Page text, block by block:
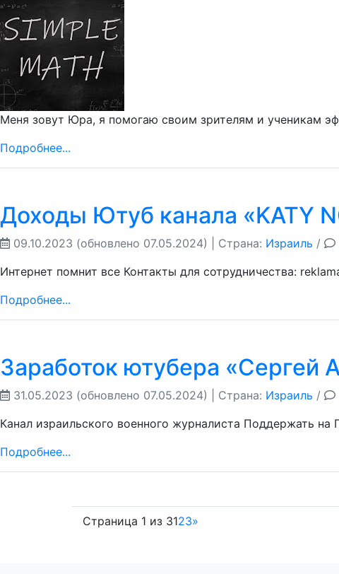
Меня зовут Юра, я помогаю своим зрителям и ученикам
Подробнее...
Доходы Ютуб канала «KATY
09.10.2023 (обновлено 07.05.2024) | Страна: Израиль /
Интернет помнит все Контакты для сотрудничества:
Подробнее...
Заработок ютубера «Сергей
31.05.2023 (обновлено 07.05.2024) | Страна: Израиль /
Канал израильского военного журналиста Поддержать
Подробнее...
Страница 1 из 3123»